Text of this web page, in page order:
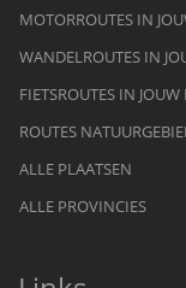
MOTORROUTES IN
WANDELROUTES IN
FIETSROUTES IN JOUW
ROUTES
ALLE PLAATSEN
ALLE PROVINCIES